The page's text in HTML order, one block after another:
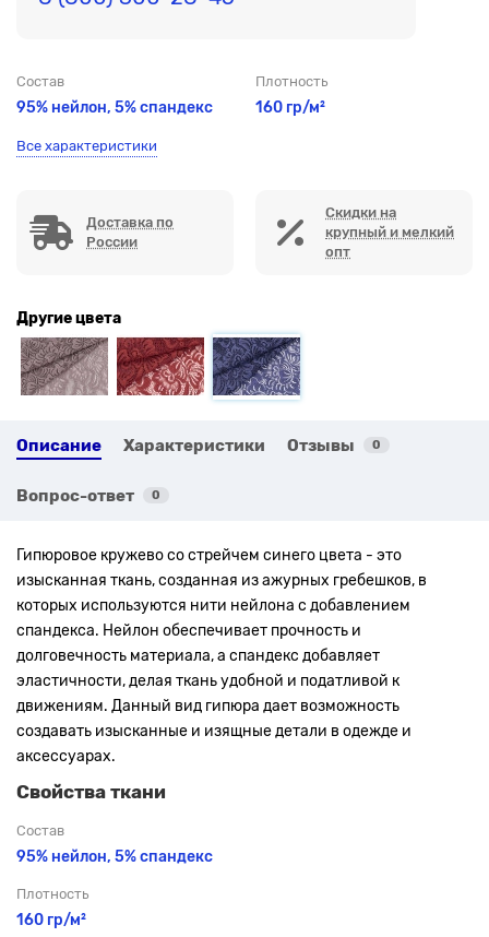
Состав
95% нейлон, 5% спандекс
Плотность
160 гр/м²
Все характеристики
Доставка по
России
Скидки на
крупный и мелкий
опт
Другие цвета
Описание Характеристики Отзывы 0
Вопрос-ответ 0
Гипюровое кружево со стрейчем синего цвета - это
изысканная ткань, созданная из ажурных гребешков, в
которых используются нити нейлона с добавлением
спандекса. Нейлон обеспечивает прочность и
долговечность материала, а спандекс добавляет
эластичности, делая ткань удобной и податливой к
движениям. Данный вид гипюра дает возможность
создавать изысканные и изящные детали в одежде и
аксессуарах.
Свойства ткани
Состав
95% нейлон, 5% спандекс
Плотность
160 гр/м²